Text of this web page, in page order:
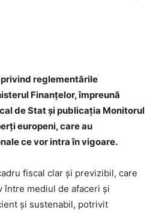
reglementările
Finanțelor, împreună
de Stat și publicația Monitorul
europeni, care au
ce vor intra în vigoare.
fiscal clar și previzibil, care
între mediul de afaceri și
și sustenabil, potrivit